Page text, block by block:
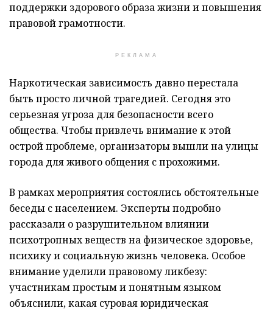
поддержки здорового образа жизни и повышения
правовой грамотности.
РЕКЛАМА
Наркотическая зависимость давно перестала
быть просто личной трагедией. Сегодня это
серьезная угроза для безопасности всего
общества. Чтобы привлечь внимание к этой
острой проблеме, организаторы вышли на улицы
города для живого общения с прохожими.
В рамках мероприятия состоялись обстоятельные
беседы с населением. Эксперты подробно
рассказали о разрушительном влиянии
психотропных веществ на физическое здоровье,
психику и социальную жизнь человека. Особое
внимание уделили правовому ликбезу:
участникам простым и понятным языком
объяснили, какая суровая юридическая